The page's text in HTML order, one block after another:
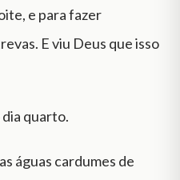
e para fazer
E viu Deus que isso
dia quarto.
águas cardumes de